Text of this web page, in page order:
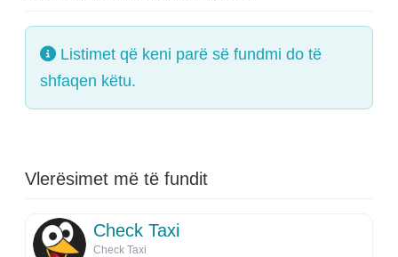
Listimet që keni parë së fundmi do të
shfaqen këtu.
Vlerësimet më të fundit
Check Taxi
Check Taxi